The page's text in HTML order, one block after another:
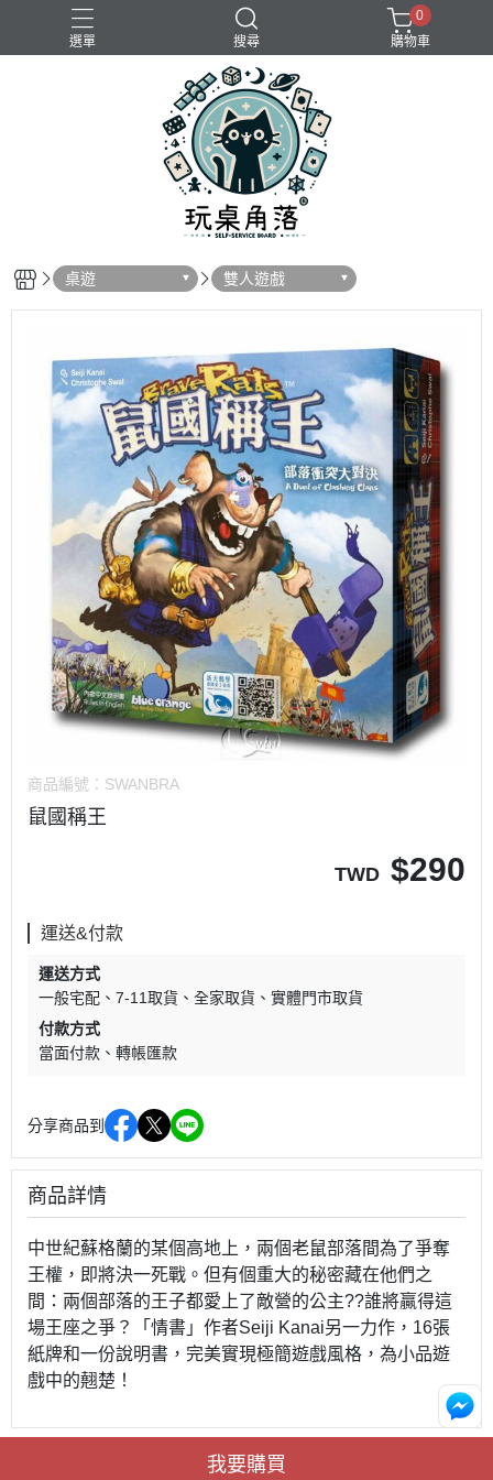
選單 搜尋
0
購物車
桌遊 雙人遊戲
商品編號： SWANBRA
鼠國稱王
TWD $290
運送&付款
運送方式
一般宅配
7-11取貨 全家取貨
實體門市取貨
付款方式
當面付款
轉帳匯款
分享商品到
商品詳情
中世紀蘇格蘭的某個高地上，兩個老鼠部落間為了爭奪
王權，即將決一死戰。但有個重大的秘密藏在他們之
間：兩個部落的王子都愛上了敵營的公主??誰將贏得這
場王座之爭？「情書」作者Seiji Kanai另一力作，16張
紙牌和一份說明書，完美實現極簡遊戲風格，為小品遊
戲中的翹楚！
我要購買